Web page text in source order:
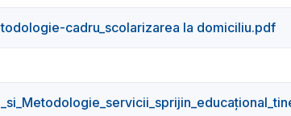
cadru_scolarizarea la domiciliu.pdf